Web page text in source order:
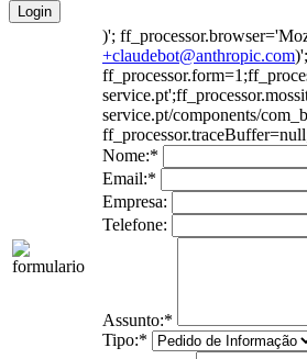
)';
+claudebot@anthropic.com
service.pt/components/
Nome:*
Email:*
Empresa:
Telefone:
Assunto:*
Tipo:*